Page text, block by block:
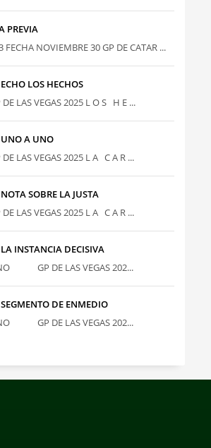
PREVIA
FECHA NOVIEMBRE 30 GP DE CATAR ...
LOS HECHOS
DE LAS VEGAS 2025 L O S H E ...
A UNO
DE LAS VEGAS 2025 L A C A R ...
SOBRE LA JUSTA
DE LAS VEGAS 2025 L A C A R ...
INSTANCIA DECISIVA
GP DE LAS VEGAS 202...
DE ENMEDIO
GP DE LAS VEGAS 202...